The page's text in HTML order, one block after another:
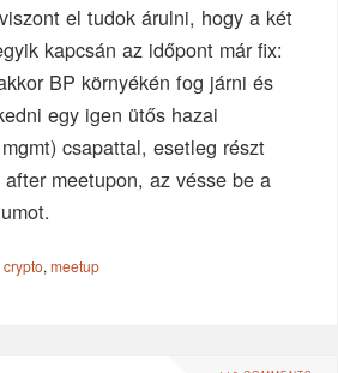
el tudok árulni, hogy a két
kapcsán az időpont már fix:
BP környékén fog járni és
egy igen ütős hazai
csapattal, esetleg részt
meetupon, az vésse be a
crypto,meetup